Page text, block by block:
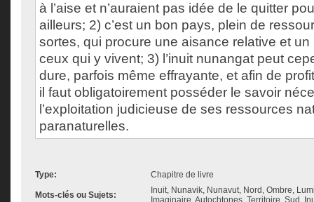
à l’aise et n’auraient pas idée de le quitter
ailleurs; 2) c’est un bon pays, plein de
sortes, qui procure une aisance relative et
ceux qui y vivent; 3) l’inuit nunangat peut
dure, parfois même effrayante, et afin de
il faut obligatoirement posséder le savoir
l’exploitation judicieuse de ses ressources
paranaturelles.
Type: Chapitre de livre
Mots-clés ou Sujets:
Inuit, Nunavik, Nunavut, Nord, Ombre,
Imaginaire, Autochtones, Territoire, Sud,